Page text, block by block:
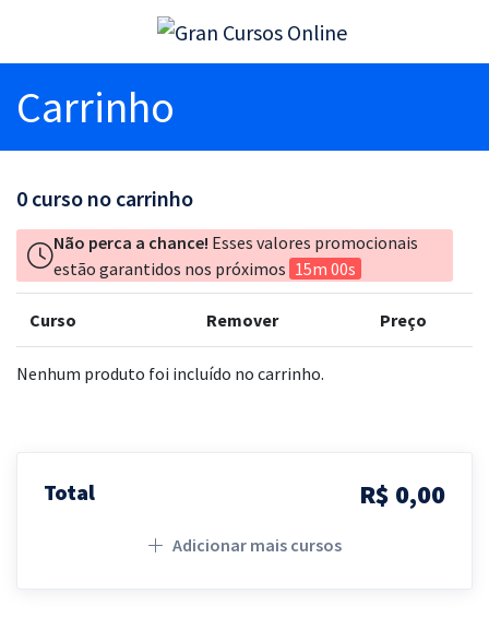
Carrinho
0 curso no carrinho
Não perca a chance! Esses valores promocionais
estão garantidos nos próximos 15m 00s
Curso Remover Preço
Nenhum produto foi incluído no carrinho.
Total R$ 0,00
Adicionar mais cursos